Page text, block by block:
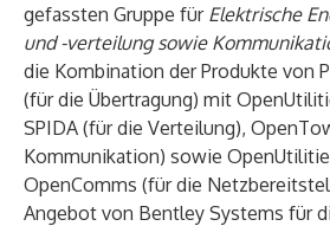
gefassten Gruppe für Elektrische
und -verteilung sowie
die Kombination der Produkte von
(für die Übertragung) mit
SPIDA (für die Verteilung),
Kommunikation) sowie
OpenComms (für die
Angebot von Bentley Systems für